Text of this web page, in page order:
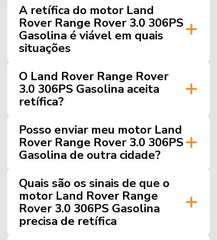
A retífica do motor Land
Rover Range Rover 3.0 306PS
Gasolina é viável em quais
situações
O Land Rover Range Rover
3.0 306PS Gasolina aceita
retífica?
Posso enviar meu motor Land
Rover Range Rover 3.0 306PS
Gasolina de outra cidade?
Quais são os sinais de que o
motor Land Rover Range
Rover 3.0 306PS Gasolina
precisa de retífica